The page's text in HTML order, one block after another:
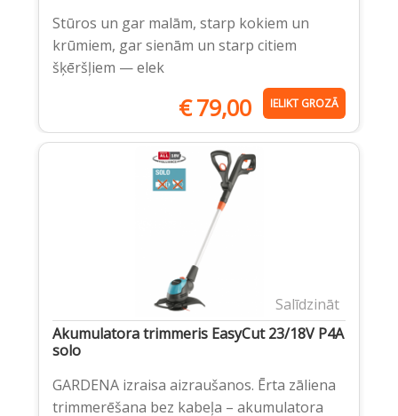
Stūros un gar malām, starp kokiem un
krūmiem, gar sienām un starp citiem
šķēršļiem — elek
€79,00 IELIKT GROZĀ
Salīdzināt
Akumulatora trimmeris EasyCut 23/18V P4A
solo
GARDENA izraisa aizraušanos. Ērta zāliena
trimmerēšana bez kabeļa – akumulatora